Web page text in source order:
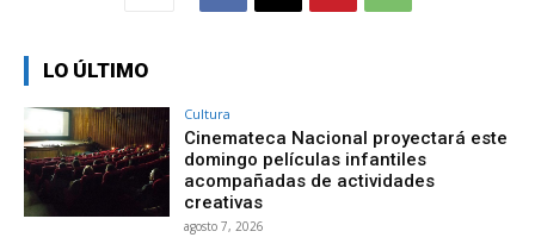
LO ÚLTIMO
Cultura
Cinemateca Nacional proyectará este
domingo películas infantiles
acompañadas de actividades
creativas
agosto 7, 2026